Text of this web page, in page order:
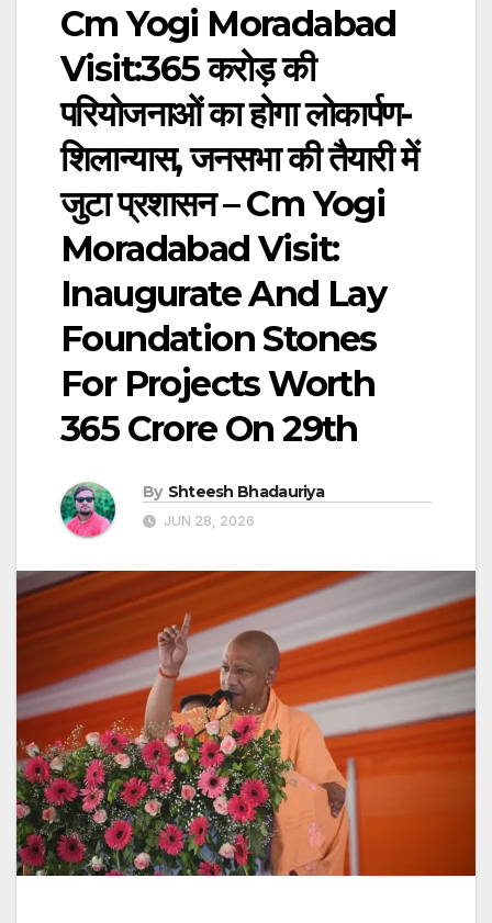
Cm Yogi Moradabad
Visit:365 करोड़ की
परियोजनाओं का होगा लोकार्पण-
शिलान्यास, जनसभा की तैयारी में
जुटा प्रशासन – Cm Yogi
Moradabad Visit:
Inaugurate And Lay
Foundation Stones
For Projects Worth
365 Crore On 29th
By Shteesh Bhadauriya
JUN 28, 2026